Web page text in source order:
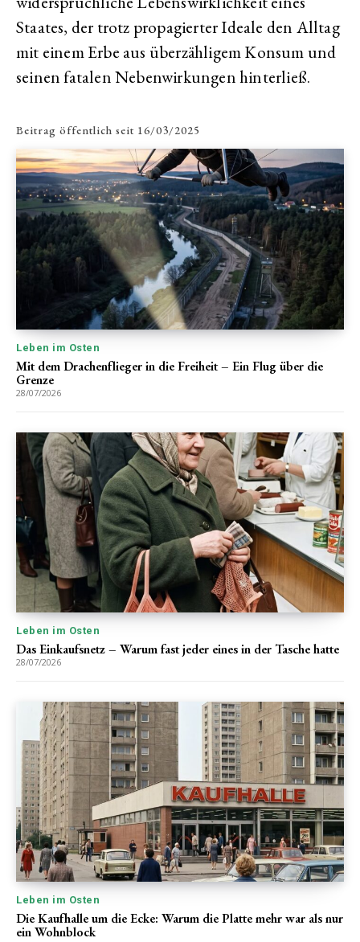
Staates, der trotz propagierter Ideale den Alltag
mit einem Erbe aus überzähligem Konsum und
seinen fatalen Nebenwirkungen hinterließ.
Beitrag öffentlich seit 16/03/2025
Leben im Osten
Mit dem Drachenflieger in die Freiheit – Ein Flug über die
Grenze
28/07/2026
Leben im Osten
Das Einkaufsnetz – Warum fast jeder eines in der Tasche hatte
28/07/2026
Leben im Osten
Die Kaufhalle um die Ecke: Warum die Platte mehr war als nur
ein Wohnblock